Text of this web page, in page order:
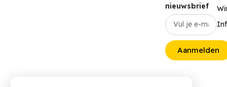
nieuwsbrief
Aanmelden